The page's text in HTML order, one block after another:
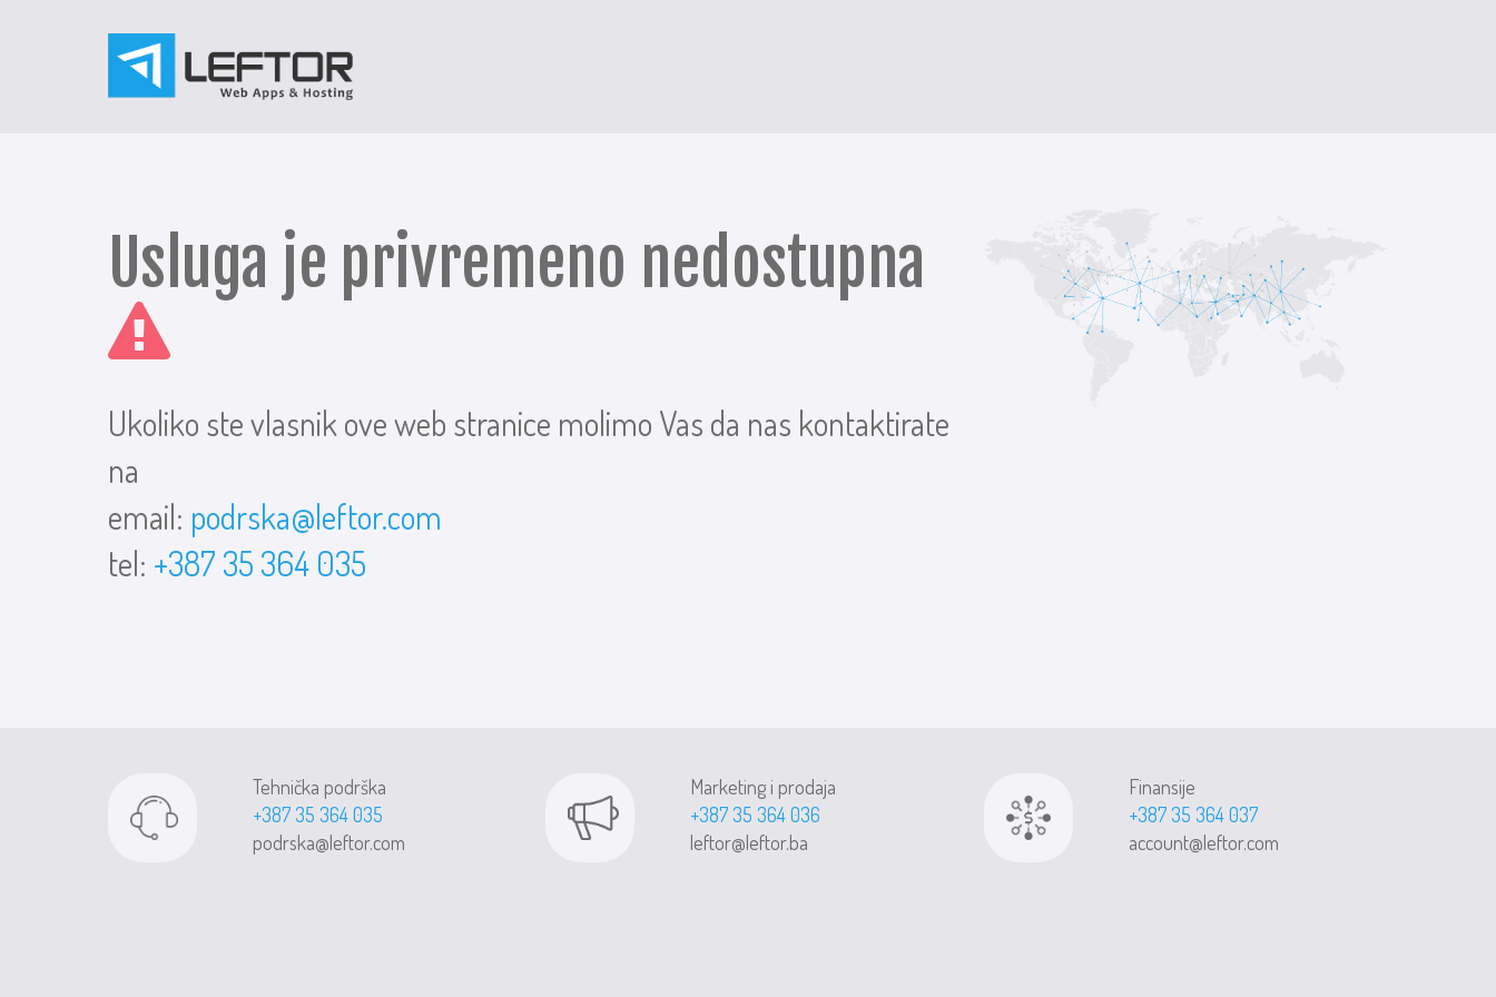
Usluga je privremeno nedostupna
Ukoliko ste vlasnik ove web stranice molimo Vas da nas kontaktirate
na
email: podrska@leftor.com
tel: +387 35 364 035
Tehnička podrška
+387 35 364 035
podrska@leftor.com
Marketing i prodaja
+387 35 364 036
leftor@leftor.ba
Finansije
+387 35 364 037
account@leftor.com